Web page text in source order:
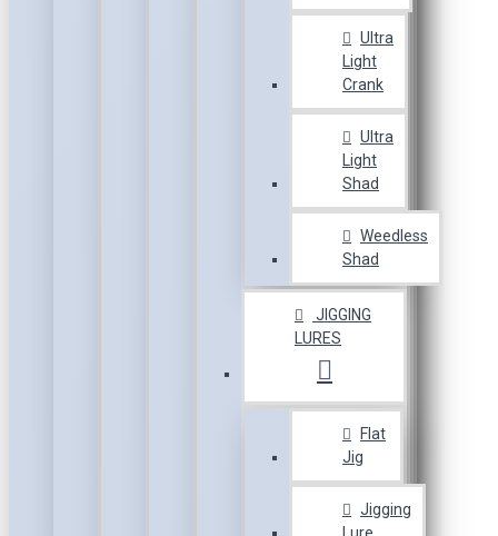
Ultra
Light
Crank
Ultra
Light
Shad
Weedless
Shad
JIGGING
LURES
Flat
Jig
Jigging